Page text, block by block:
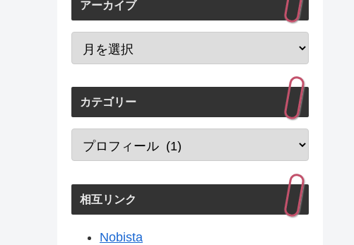
アーカイブ
カテゴリー
相互リンク
Nobista